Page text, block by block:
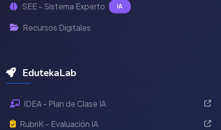
SEE - Sistema Experto IA
Recursos Digitales
EdutekaLab
IDEA - Plan de Clase IA
RubriK - Evaluación IA